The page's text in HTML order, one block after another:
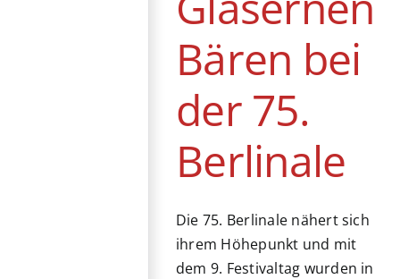
Bären bei
der 75.
Berlinale
Die 75. Berlinale nähert sich
ihrem Höhepunkt und mit
dem 9. Festivaltag wurden in